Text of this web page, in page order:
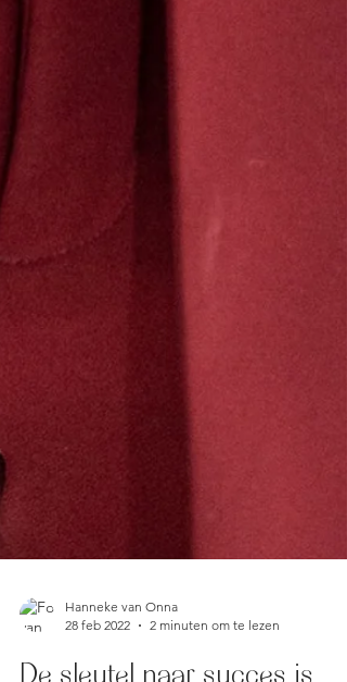
28 feb 2022
2 minuten om te lezen